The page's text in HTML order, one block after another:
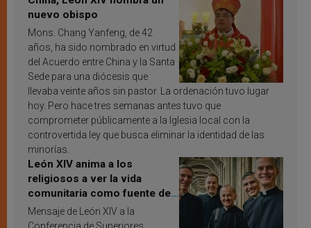
nuevo obispo
Mons. Chang Yanfeng, de 42
años, ha sido nombrado en virtud
del Acuerdo entre China y la Santa
Sede para una diócesis que
llevaba veinte años sin pastor. La ordenación tuvo lugar
hoy. Pero hace tres semanas antes tuvo que
comprometer públicamente a la Iglesia local con la
controvertida ley que busca eliminar la identidad de las
minorías.
León XIV anima a los
religiosos a ver la vida
comunitaria como fuente de
inspiración y santificación
Mensaje de León XIV a la